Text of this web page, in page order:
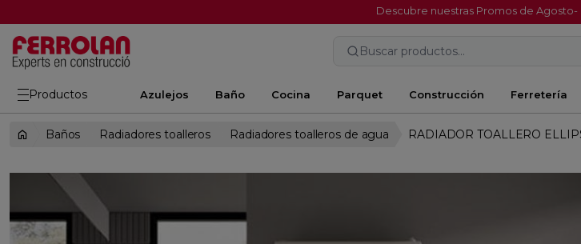
Descubre nuestras Promos de Agosto-
Buscar productos...
Productos Azulejos Baño Cocina Parquet Construcción Ferretería
Baños Radiadores toalleros Radiadores toalleros de agua RADIADOR TOALLERO